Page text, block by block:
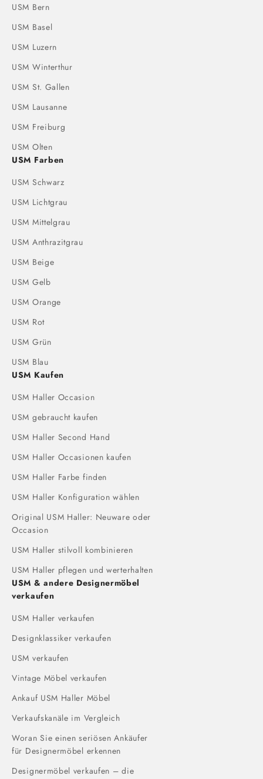
USM Bern
USM Basel
USM Luzern
USM Winterthur
USM St. Gallen
USM Lausanne
USM Freiburg
USM Olten
USM Farben
USM Schwarz
USM Lichtgrau
USM Mittelgrau
USM Anthrazitgrau
USM Beige
USM Gelb
USM Orange
USM Rot
USM Grün
USM Blau
USM Kaufen
USM Haller Occasion
USM gebraucht kaufen
USM Haller Second Hand
USM Haller Occasionen kaufen
USM Haller Farbe finden
USM Haller Konfiguration wählen
Original USM Haller: Neuware oder
Occasion
USM Haller stilvoll kombinieren
USM Haller pflegen und werterhalten
USM & andere Designermöbel
verkaufen
USM Haller verkaufen
Designklassiker verkaufen
USM verkaufen
Vintage Möbel verkaufen
Ankauf USM Haller Möbel
Verkaufskanäle im Vergleich
Woran Sie einen seriösen Ankäufer
für Designermöbel erkennen
Designermöbel verkaufen – die